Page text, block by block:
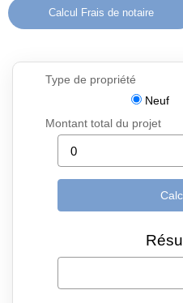
Calcul Frais de notaire